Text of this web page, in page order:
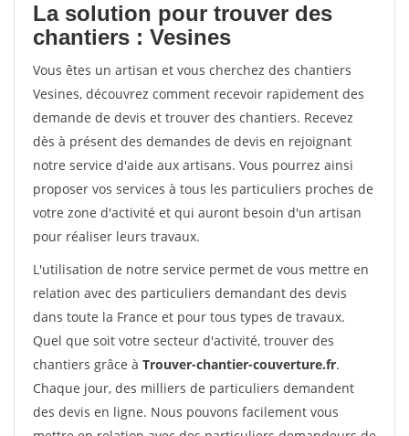
La solution pour trouver des
chantiers : Vesines
Vous êtes un artisan et vous cherchez des chantiers
Vesines, découvrez comment recevoir rapidement des
demande de devis et trouver des chantiers. Recevez
dès à présent des demandes de devis en rejoignant
notre service d'aide aux artisans. Vous pourrez ainsi
proposer vos services à tous les particuliers proches de
votre zone d'activité et qui auront besoin d'un artisan
pour réaliser leurs travaux.
L'utilisation de notre service permet de vous mettre en
relation avec des particuliers demandant des devis
dans toute la France et pour tous types de travaux.
Quel que soit votre secteur d'activité, trouver des
chantiers grâce à Trouver-chantier-couverture.fr.
Chaque jour, des milliers de particuliers demandent
des devis en ligne. Nous pouvons facilement vous